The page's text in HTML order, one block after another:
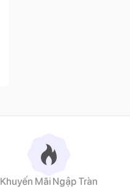
Khuyến Mãi Ngập Tràn